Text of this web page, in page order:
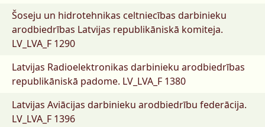
Šoseju un hidrotehnikas celtniecības darbinieku
arodbiedrības Latvijas republikāniskā komiteja.
LV_LVA_F 1290
Latvijas Radioelektronikas darbinieku arodbiedrības
republikāniskā padome. LV_LVA_F 1380
Latvijas Aviācijas darbinieku arodbiedrību federācija.
LV_LVA_F 1396